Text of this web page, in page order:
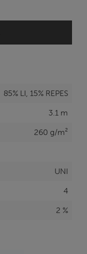
85% LI, 15% REPES
3.1 m
260 g/m²
UNI
4
2 %